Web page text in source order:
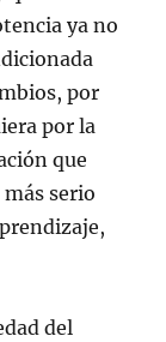
ya no
por
por la
que
serio
del